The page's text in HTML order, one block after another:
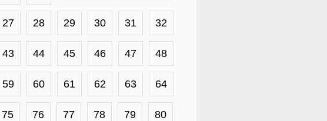
27 28 29 30 31 32
43 44 45 46 47 48
59 60 61 62 63 64
75 76 77 78 79 80